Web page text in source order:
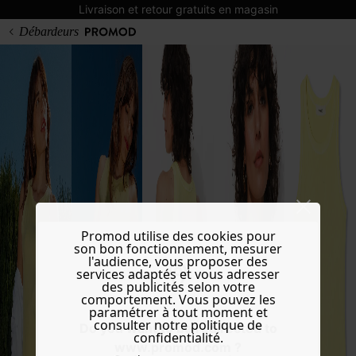
Livraison et retour gratuits en magasin
Do you want to be redirected to
www.promod.com ?
Débardeurs
Promod utilise des cookies pour
son bon fonctionnement, mesurer
l'audience, vous proposer des
services adaptés et vous adresser
des publicités selon votre
comportement. Vous pouvez les
paramétrer à tout moment et
consulter notre politique de
confidentialité.